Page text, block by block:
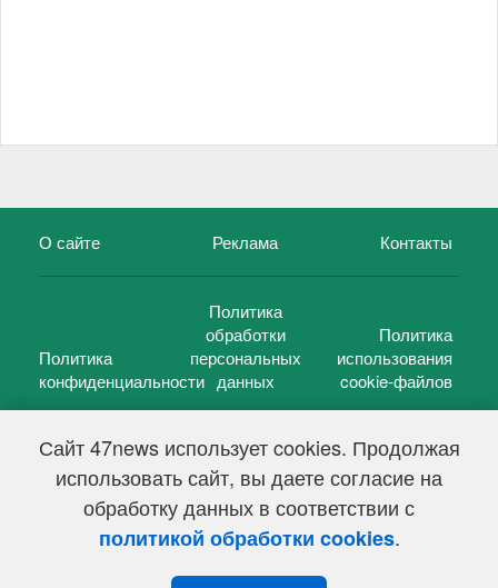
Сайт 47news использует cookies. Продолжая
использовать сайт, вы даете согласие на
обработку данных в соответствии с
политикой обработки cookies.
О сайте Реклама Контакты
Политика
конфиденциальности
Политика
обработки
персональных
данных
Политика
использования
cookie-файлов
47 новостей (47 news)2005 — 2026 г.
Свидетельство о регистрации СМИ Эл № ФС 77-39848, выдано
Федеральной службой по надзору в сфере связи,
информационных технологий и массовых коммуникаций